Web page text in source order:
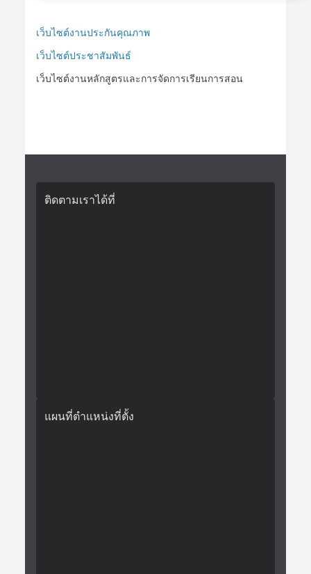
เว็บไซต์งานประกันคุณภาพ
เว็บไซต์ประชาสัมพันธ์
เว็บไซต์งานหลักสูตรและการจัดการเรียนการสอน
ติดตามเราได้ที่
แผนที่ตำแหน่งที่ตั้ง